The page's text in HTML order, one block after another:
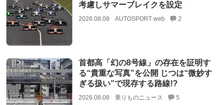
考慮しサマーブレイクを設定
2026.08.08 AUTOSPORT web 2
首都高「幻の8号線」の存在を証明す
る“貴重な写真”を公開 じつは“微妙す
ぎる扱い”で現存する路線!?
2026.08.08 乗りものニュース 5